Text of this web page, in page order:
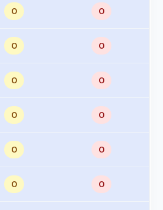
0 0
0 0
0 0
0 0
0 0
0 0